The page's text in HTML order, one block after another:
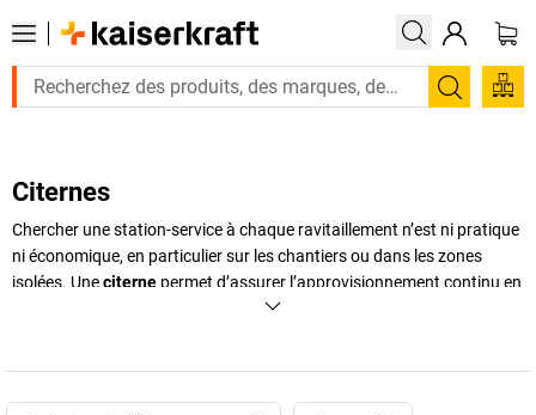
Citernes
Chercher une station-service à chaque ravitaillement n’est ni pratique
ni économique, en particulier sur les chantiers ou dans les zones
isolées. Uneciterne permet d’assurer l’approvisionnement continu en
carburant et autres liquides directement sur site, sans détour inutile.